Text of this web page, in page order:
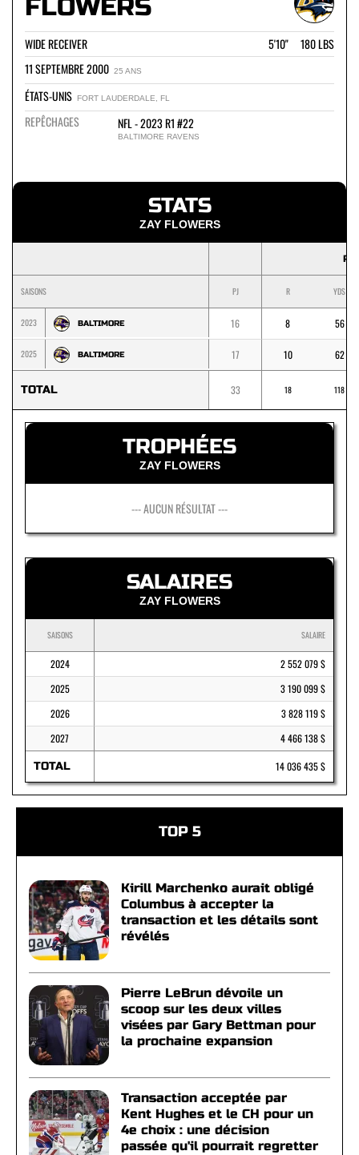
FLOWERS
WIDE RECEIVER
5'10" 180 LBS
11 SEPTEMBRE 2000 25 ANS
ÉTATS-UNIS FORT LAUDERDALE, FL
REPÊCHAGES NFL - 2023 R1 #22
BALTIMORE RAVENS
STATS
ZAY FLOWERS
SAISONS PJ R YDS
2023 BALTIMORE 16 8 56
2025 BALTIMORE 17 10 62
TOTAL 33 18 118
TROPHÉES
ZAY FLOWERS
--- AUCUN RÉSULTAT ---
SALAIRES
ZAY FLOWERS
SAISONS SALAIRE
2024
2 552 079 $
2025
3 190 099 $
2026
3 828 119 $
2027
4 466 138 $
TOTAL 14 036 435 $
TOP 5
Kirill Marchenko aurait obligé
Columbus à accepter la
transaction et les détails sont
révélés
Pierre LeBrun dévoile un
scoop sur les deux villes
visées par Gary Bettman pour
la prochaine expansion
Transaction acceptée par
Kent Hughes et le CH pour un
4e choix : une décision
passée qu'il pourrait regretter